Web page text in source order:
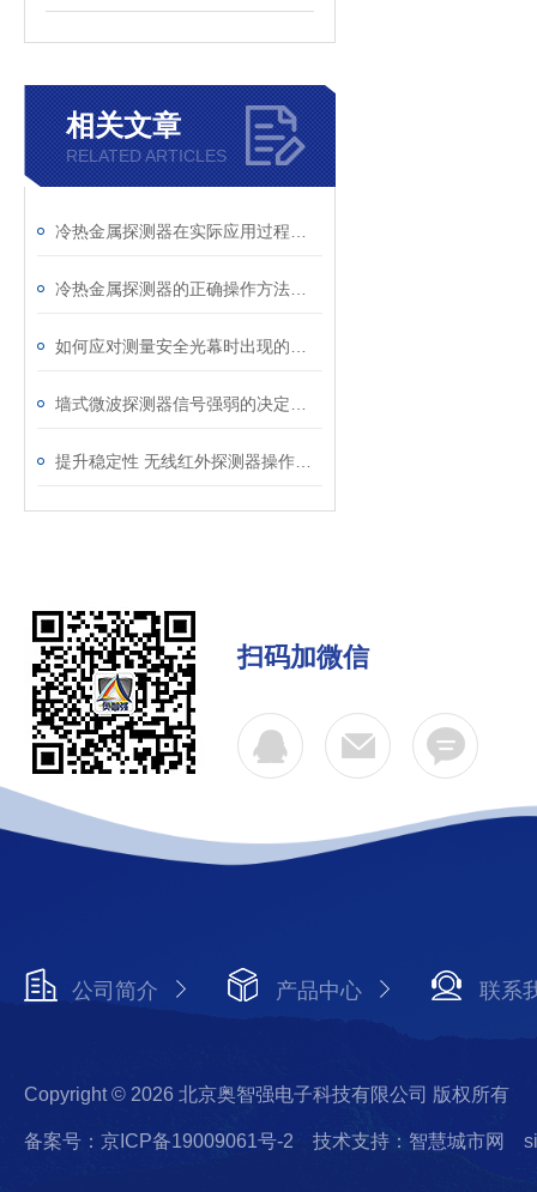
相关文章
RELATED ARTICLES
扫码加微信
公司简介 产品中心 联系
Copyright © 2026 北京奥智强电子科技有限公司 版权所有
备案号：京ICP备19009061号-2 技术支持：智慧城市网